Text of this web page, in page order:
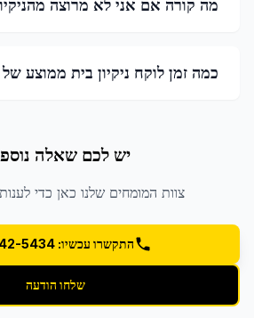
מה קורה אם אני לא מרוצה
כמה זמן לוקח ניקיון בית ממוצע של 100 מ״ר?
יש לכם שאלה
צוות המומחים שלנו כאן כדי
התקשרו עכשיו: 054-742-5434
שלחו הודעה